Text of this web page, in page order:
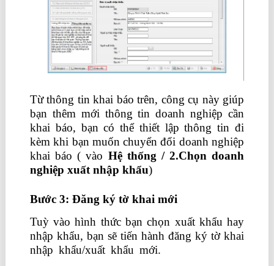
Từ thông tin khai báo trên, công cụ này giúp
bạn thêm mới thông tin doanh nghiệp cần
khai báo, bạn có thể thiết lập thông tin đi
kèm khi bạn muốn chuyển đổi doanh nghiệp
khai báo ( vào Hệ thống / 2.Chọn doanh
nghiệp xuất nhập khẩu)
Bước 3: Đăng ký tờ khai mới
Tuỳ vào hình thức bạn chọn xuất khẩu hay
nhập khẩu, bạn sẽ tiến hành đăng ký tờ khai
nhập khẩu/xuất khẩu mới.